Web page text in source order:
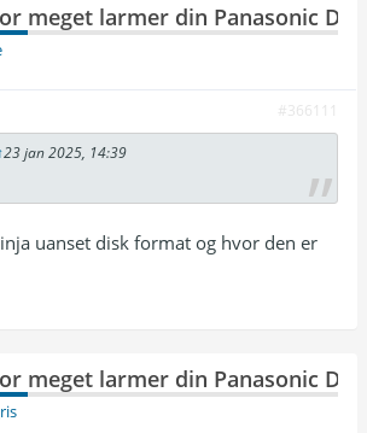
meget larmer din Panasonic DP-
#366111
23 jan 2025, 14:39
uanset disk format og hvor den er
meget larmer din Panasonic DP-